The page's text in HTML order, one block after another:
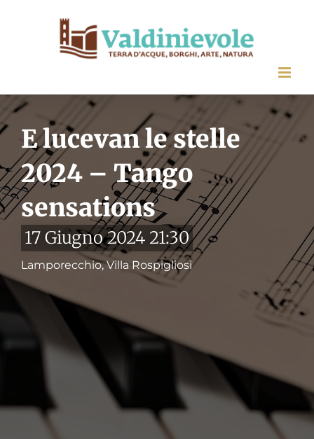
E lucevan le stelle
2024 – Tango
sensations
17 Giugno 2024 21:30
Lamporecchio, Villa Rospigliosi